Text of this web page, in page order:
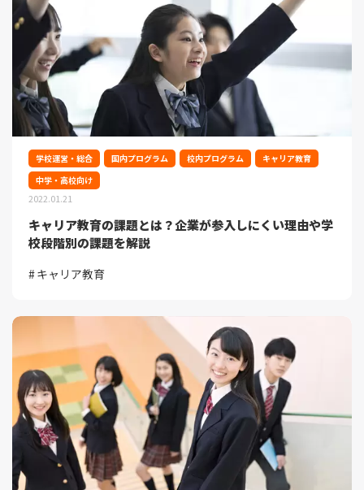
学校運営・総合 国内プログラム 校内プログラム
キャリア教育
中学・高校向け
2022.01.21
キャリア教育の課題とは？企業が参入しにくい理由や学
校段階別の課題を解説
キャリア教育